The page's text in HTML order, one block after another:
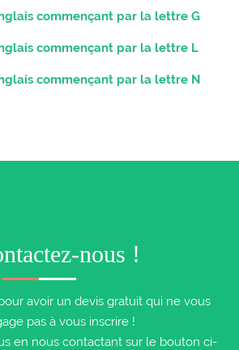
commençant par la lettre G
commençant par la lettre L
commençant par la lettre N
nous !
avoir un devis gratuit qui ne vous
pas à vous inscrire !
en nous contactant sur le bouton ci-